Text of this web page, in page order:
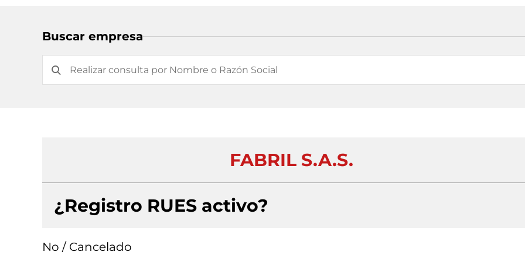
Buscar empresa
FABRIL S.A.S.
¿Registro RUES activo?
No / Cancelado